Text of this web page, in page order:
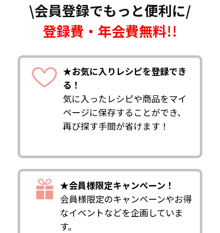
\会員登録でもっと便利に/
登録費・年会費無料!!
★お気に入りレシピを登録でき
る！
気に入ったレシピや商品をマイ
ページに保存することができ、
再び探す手間が省けます！
★会員様限定キャンペーン！
会員様限定のキャンペーンやお得
なイベントなどを企画していま
す。